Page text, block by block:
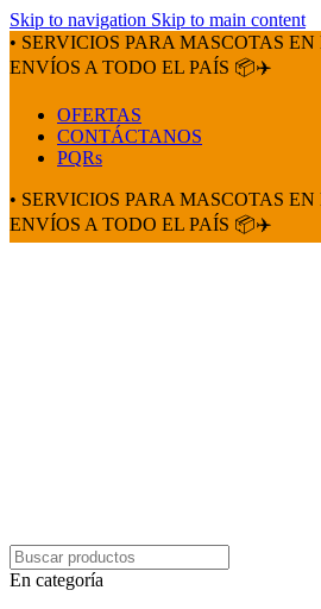
Skip to navigation Skip to main content
• SERVICIOS PARA MASCOTAS
ENVÍOS A TODO EL PAÍS 📦✈️
OFERTAS
CONTÁCTANOS
PQRs
• SERVICIOS PARA MASCOTAS
ENVÍOS A TODO EL PAÍS 📦✈️
En categoría